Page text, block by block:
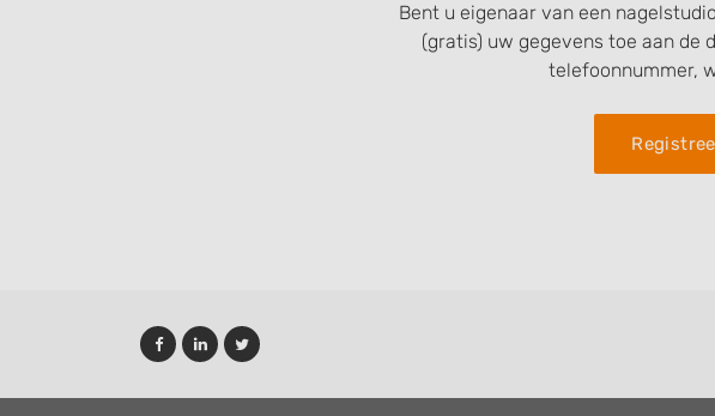
Bent u eigenaar van een
(gratis) uw gegevens toe aan de
telefoonnummer,